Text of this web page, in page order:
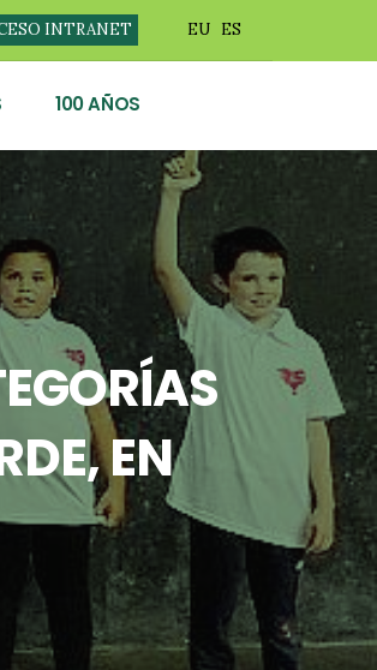
INTRANET EU ES
100 AÑOS
EN